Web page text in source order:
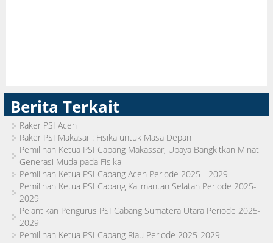
Berita Terkait
Raker PSI Aceh
Raker PSI Makasar : Fisika untuk Masa Depan
Pemilihan Ketua PSI Cabang Makassar, Upaya Bangkitkan Minat
Generasi Muda pada Fisika
Pemilihan Ketua PSI Cabang Aceh Periode 2025 - 2029
Pemilihan Ketua PSI Cabang Kalimantan Selatan Periode 2025-
2029
Pelantikan Pengurus PSI Cabang Sumatera Utara Periode 2025-
2029
Pemilihan Ketua PSI Cabang Riau Periode 2025-2029